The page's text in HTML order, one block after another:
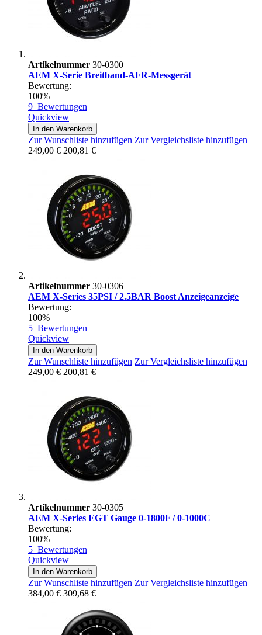
Artikelnummer 30-0300
AEM X-Serie Breitband-AFR-Messgerät
Bewertung:
100%
9 Bewertungen
Quickview
In den Warenkorb
Zur Wunschliste hinzufügen Zur Vergleichsliste hinzufügen
249,00 € 200,81 €
Artikelnummer 30-0306
AEM X-Series 35PSI / 2.5BAR Boost Anzeigeanzeige
Bewertung:
100%
5 Bewertungen
Quickview
In den Warenkorb
Zur Wunschliste hinzufügen Zur Vergleichsliste hinzufügen
249,00 € 200,81 €
Artikelnummer 30-0305
AEM X-Series EGT Gauge 0-1800F / 0-1000C
Bewertung:
100%
5 Bewertungen
Quickview
In den Warenkorb
Zur Wunschliste hinzufügen Zur Vergleichsliste hinzufügen
384,00 € 309,68 €